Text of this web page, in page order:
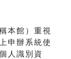
本館）重視
申辦系統使
人識別資